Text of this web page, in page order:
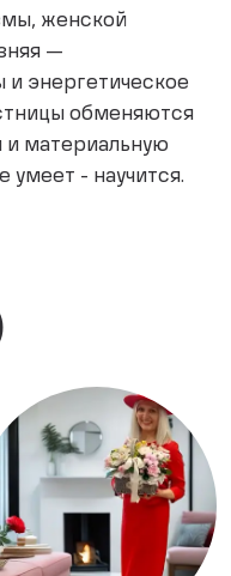
женской
—
энергетическое
обменяются
и материальную
умеет - научится.